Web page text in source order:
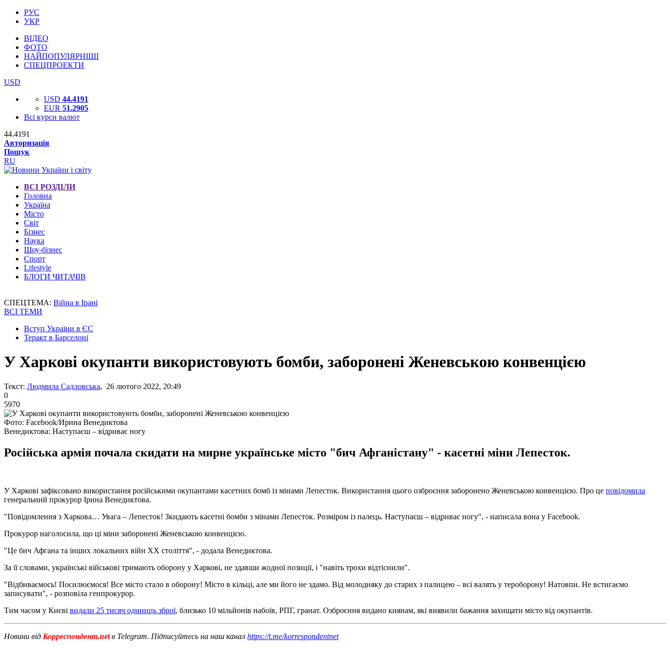
РУС
УКР
ВІДЕО
ФОТО
НАЙПОПУЛЯРНІШІ
СПЕЦПРОЕКТИ
USD
USD 44.4191
EUR 51.2905
Всі курси валют
44.4191
Авторизація
Пошук
RU
ВСІ РОЗДІЛИ
Головна
Україна
Місто
Світ
Бізнес
Наука
Шоу-бізнес
Спорт
Lifestyle
БЛОГИ ЧИТАЧІВ
СПЕЦТЕМА: Війна в Ірані
ВСІ ТЕМИ
Вступ України в ЄС
Теракт в Барселоні
У Харкові окупанти використовують бомби, заборонені Женевською конвенцією
Текст: Людмила Садловська, 26 лютого 2022, 20:49
0
5970
Фото: Facebook/Ирина Венедиктова
Венедиктова: Наступаєш – відриває ногу
Російська армія почала скидати на мирне українське місто "бич Афганістану" - касетні міни Лепесток.
У Харкові зафіксовано використання російськими окупантами касетних бомб із мінами Лепесток. Використання цього озброєння заборонено Женевською конвенцією. Про це повідомила
генеральний прокурор Ірина Венедиктова.
"Повідомлення з Харкова… Увага – Лепесток! Зкидають касетні бомби з мінами Лепесток. Розміром із палець. Наступаєш – відриває ногу", - написала вона у Facebook.
Прокурор наголосила, що ці міни заборонені Женевською конвенцією.
"Це бич Афгана та інших локальних війн ХХ століття", - додала Венедиктова.
За її словами, українські військові тримають оборону у Харкові, не здавши жодної позиції, і "навіть трохи відтіснили".
"Відбиваємось! Посилюємося! Все місто стало в оборону! Місто в кільці, але ми його не здамо. Від молодняку ​​до старих з палицею – всі валять у тероборону! Натовпи. Не встигаємо
записувати", - розповіла генпрокурор.
Тим часом у Києві видали 25 тисяч одиниць зброї, близько 10 мільйонів набоїв, РПГ, гранат. Озброєння видано киянам, які виявили бажання захищати місто від окупантів.
Новини від Корреспондент.netв Telegram. Підписуйтесь на наш канал https://t.me/korrespondentnet